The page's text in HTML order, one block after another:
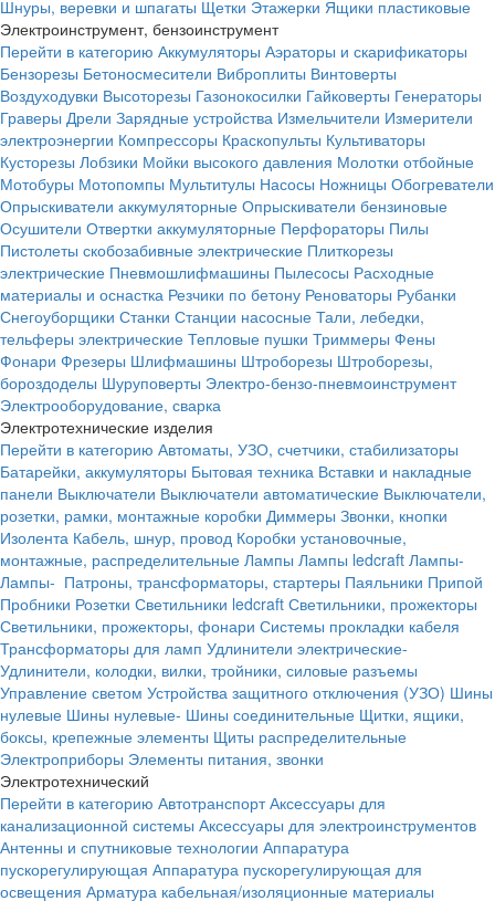
Шнуры, веревки и шпагаты Щетки Этажерки Ящики пластиковые
Электроинструмент, бензоинструмент
Перейти в категорию Аккумуляторы Аэраторы и скарификаторы
Бензорезы Бетоносмесители Виброплиты Винтоверты
Воздуходувки Высоторезы Газонокосилки Гайковерты Генераторы
Граверы Дрели Зарядные устройства Измельчители Измерители
электроэнергии Компрессоры Краскопульты Культиваторы
Кусторезы Лобзики Мойки высокого давления Молотки отбойные
Мотобуры Мотопомпы Мультитулы Насосы Ножницы Обогреватели
Опрыскиватели аккумуляторные Опрыскиватели бензиновые
Осушители Отвертки аккумуляторные Перфораторы Пилы
Пистолеты скобозабивные электрические Плиткорезы
электрические Пневмошлифмашины Пылесосы Расходные
материалы и оснастка Резчики по бетону Реноваторы Рубанки
Снегоуборщики Станки Станции насосные Тали, лебедки,
тельферы электрические Тепловые пушки Триммеры Фены
Фонари Фрезеры Шлифмашины Штроборезы Штроборезы,
бороздоделы Шуруповерты Электро-бензо-пневмоинструмент
Электрооборудование, сварка
Электротехнические изделия
Перейти в категорию Автоматы, УЗО, счетчики, стабилизаторы
Батарейки, аккумуляторы Бытовая техника Вставки и накладные
панели Выключатели Выключатели автоматические Выключатели,
розетки, рамки, монтажные коробки Диммеры Звонки, кнопки
Изолента Кабель, шнур, провод Коробки установочные,
монтажные, распределительные Лампы Лампы ledcraft Лампы-
Лампы- Патроны, трансформаторы, стартеры Паяльники Припой
Пробники Розетки Светильники ledcraft Светильники, прожекторы
Светильники, прожекторы, фонари Системы прокладки кабеля
Трансформаторы для ламп Удлинители электрические-
Удлинители, колодки, вилки, тройники, силовые разъемы
Управление светом Устройства защитного отключения (УЗО) Шины
нулевые Шины нулевые- Шины соединительные Щитки, ящики,
боксы, крепежные элементы Щиты распределительные
Электроприборы Элементы питания, звонки
Электротехнический
Перейти в категорию Автотранспорт Аксессуары для
канализационной системы Аксессуары для электроинструментов
Антенны и спутниковые технологии Аппаратура
пускорегулирующая Аппаратура пускорегулирующая для
освещения Арматура кабельная/изоляционные материалы